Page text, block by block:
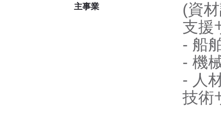
主事業
(資
支援
- 船
- 機
- 人
技術